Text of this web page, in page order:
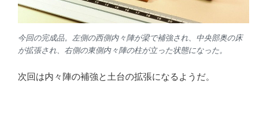
今回の完成品。左側の西側内々陣が梁で補強され、中央部奥の床
が拡張され、右側の東側内々陣の柱が立った状態になった。
次回は内々陣の補強と土台の拡張になるようだ。